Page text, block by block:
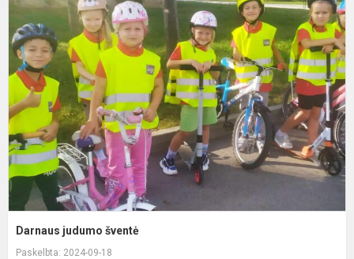
Darnaus judumo šventė
Paskelbta: 2024-09-18